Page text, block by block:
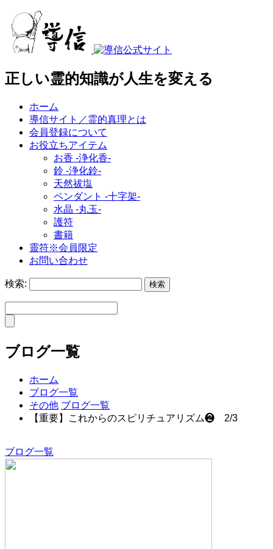
正しい霊的知識が人生を変える
ホーム
導信サイト／霊的真理とは
会員登録について
お役立ちアイテム
お香 ‐浄化香‐
鈴 ‐浄化鈴‐
天然祓塩
ペンダント -十字架-
水晶 -丸玉-
護符
書籍
靈符※会員限定
お問い合わせ
検索:
ブログ一覧
ホーム
ブログ一覧
その他 ブログ一覧
【重要】これからのスピリチュアリズム❷ 2/3
ブログ一覧